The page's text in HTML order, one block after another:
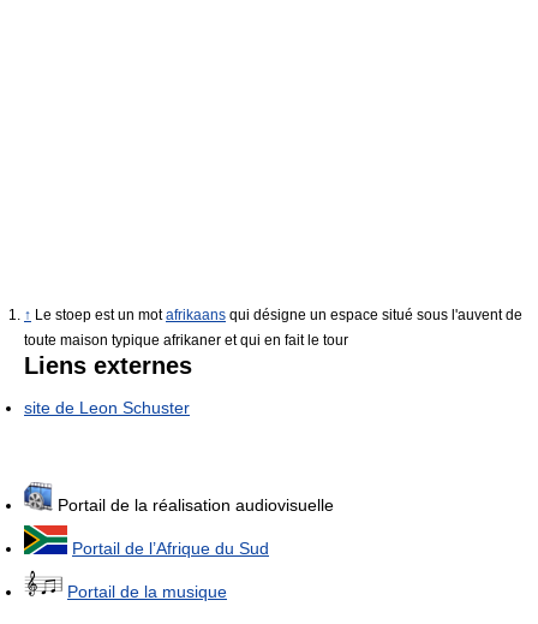
↑ Le stoep est un motafrikaans qui désigne un espace situé sous l'auvent de
toute maison typique afrikaner et qui en fait le tour
Liens externes
site de Leon Schuster
Portail de la réalisation audiovisuelle
Portail de l’Afrique du Sud
Portail de la musique